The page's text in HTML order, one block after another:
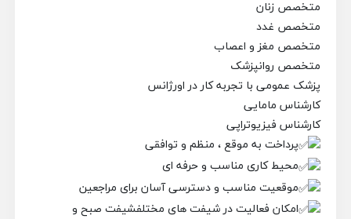
متخصص زنان
متخصص غدد
متخصص مغز و اعصاب
متخصص روانپزشک
پزشک عمومی با تجربه کار در اورژانس
کارشناس مامایی
کارشناس فیزیوتراپی
پرداخت به موقع ، منظم و توافقی
محیط کاری مناسب و حرفه ای
موقعیت مناسب و دسترسی آسان برای مراجعین
امکان فعالیت در شیفت های مختلفشیفت صبح و